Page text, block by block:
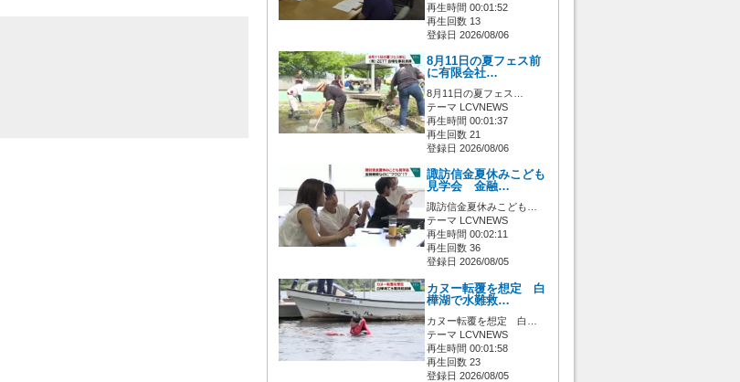
再生時間 00:01:52
再生回数 13
登録日 2026/08/06
8月11日の夏フェス前
に有限会社…
8月11日の夏フェス…
テーマ LCVNEWS
再生時間 00:01:37
再生回数 21
登録日 2026/08/06
諏訪信金夏休みこども
見学会 金融…
諏訪信金夏休みこども…
テーマ LCVNEWS
再生時間 00:02:11
再生回数 36
登録日 2026/08/05
カヌー転覆を想定 白
樺湖で水難救…
カヌー転覆を想定 白…
テーマ LCVNEWS
再生時間 00:01:58
再生回数 23
登録日 2026/08/05